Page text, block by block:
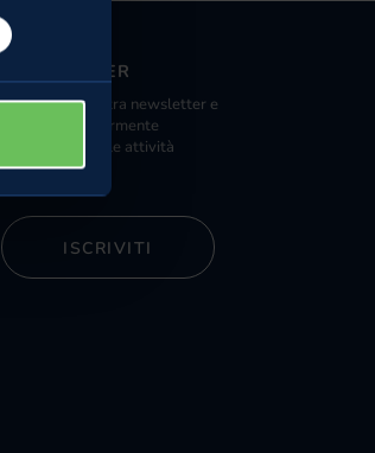
NEWSLETTER
Iscriviti alla nostra newsletter e
riceverai regolarmente
informazioni sulle attività
Melinda.
ISCRIVITI